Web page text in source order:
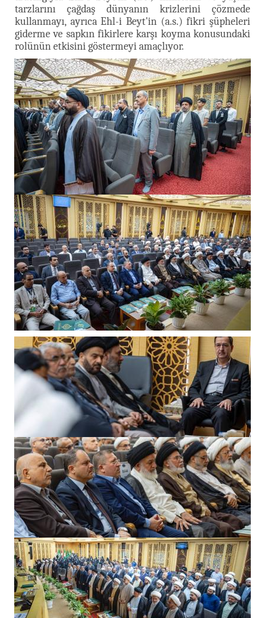
tarzlarını çağdaş dünyanın krizlerini çözmede
kullanmayı, ayrıca Ehl-i Beyt'in (a.s.) fikri şüpheleri
giderme ve sapkın fikirlere karşı koyma konusundaki
rolünün etkisini göstermeyi amaçlıyor.